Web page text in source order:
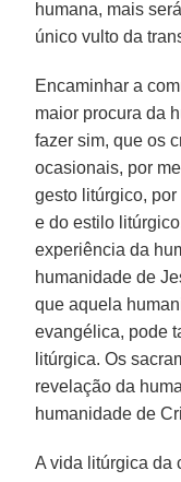
humana, mais
único vulto da
Encaminhar a
maior procura da
fazer sim, que os
ocasionais, por
gesto litúrgico,
e do estilo
experiência da
humanidade de
que aquela
evangélica, pode
litúrgica. Os
revelação da
humanidade de
A vida litúrgica da